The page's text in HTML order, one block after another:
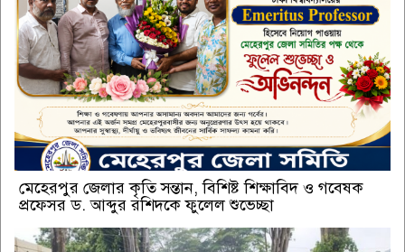
মেহেরপুর জেলার কৃতি সন্তান, বিশিষ্ট শিক্ষাবিদ ও গবেষক
প্রফেসর ড. আব্দুর রশিদকে ফুলেল শুভেচ্ছা